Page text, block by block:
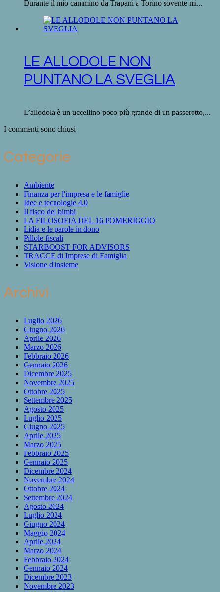
Durante il mio cammino da Trapani a Torino sovente mi...
LE ALLODOLE NON
PUNTANO LA SVEGLIA
L’allodola è un uccellino poco più grande di un passerotto,...
I commenti sono chiusi
Categorie
Ambiente
Finanza per l'impresa e le famiglie
Idee e tecnologie 4.0
Il fisco dei bimbi
LA FILOSOFIA DEL 16 POMERIGGIO
Lidia e le parole in dono
Pillole fiscali
STARBOOST FOR ADVISORS
TRACCE di Imprese di Famiglia
Visione d'insieme
Archivi
Luglio 2026
Giugno 2026
Aprile 2026
Marzo 2026
Febbraio 2026
Gennaio 2026
Dicembre 2025
Novembre 2025
Ottobre 2025
Settembre 2025
Agosto 2025
Luglio 2025
Giugno 2025
Aprile 2025
Marzo 2025
Febbraio 2025
Gennaio 2025
Dicembre 2024
Novembre 2024
Ottobre 2024
Settembre 2024
Agosto 2024
Luglio 2024
Giugno 2024
Maggio 2024
Aprile 2024
Marzo 2024
Febbraio 2024
Gennaio 2024
Dicembre 2023
Novembre 2023